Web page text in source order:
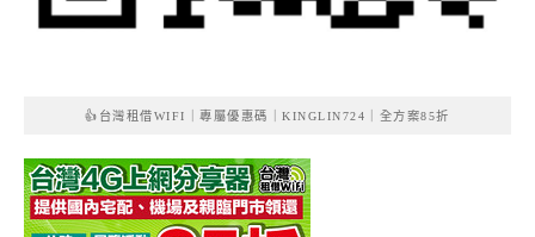
👍台灣租借WIFI｜專屬優惠碼｜KINGLIN724｜全方案85折